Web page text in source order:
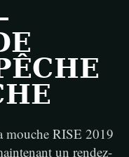
mouche RISE 2019
un rendez-